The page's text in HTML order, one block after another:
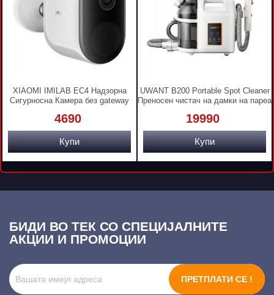
XIAOMI IMILAB EC4 Надзорна
Сигурносна Камера без gateway
4690
Купи
UWANT B200 Portable Spot Cleaner
Преносен чистач на дамки на пареа
19990
Купи
БИДИ ВО ТЕК СО СПЕЦИЈАЛНИТЕ
АКЦИИ И ПРОМОЦИИ
ПРЕТПЛАТИ СЕ !